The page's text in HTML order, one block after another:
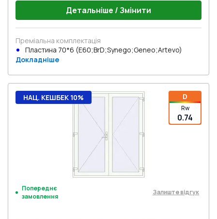
Детальніше / Змінити
Преміальна комплектація
Пластина 70*6 (E60;BrD;Synego;Geneo;Artevo)
Докладніше
D
Rw
0.74
НАЦ. КЕШБЕК 10%
Попереднє
замовлення
Залиште відгук